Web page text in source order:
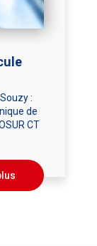
:
de
CT